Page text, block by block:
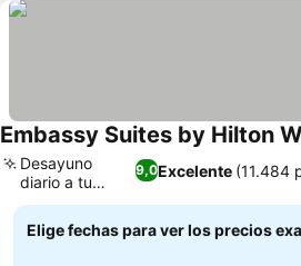
Embassy Suites by Hilton
9,0Excelente (11.484
Desayuno
diario a tu
gusto
Elige fechas para ver los precios